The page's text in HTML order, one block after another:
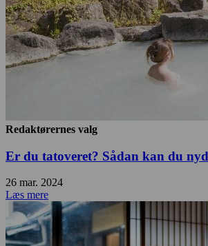
Redaktørernes valg
Er du tatoveret? Sådan kan du
26 mar. 2024
Læs mere